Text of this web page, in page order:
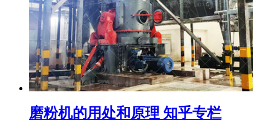
磨粉机的用处和原理 知乎专栏